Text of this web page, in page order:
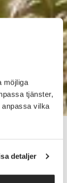
möjliga
tjänster,
anpassa vilka
detaljer